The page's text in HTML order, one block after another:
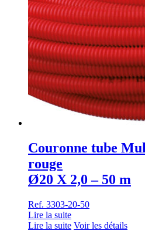
Couronne tube
rouge
Ø20 X 2,0 – 50 m
Ref. 3303-20-50
Lire la suite
Lire la suite Voir les détails